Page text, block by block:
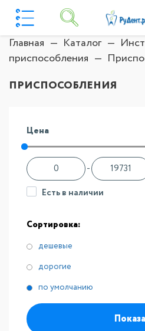
Главная Каталог
приспособления
ПРИСПОСОБЛЕНИЯ
Цена
-
Есть в наличии
Сортировка:
дешевые
дорогие
по умолчанию